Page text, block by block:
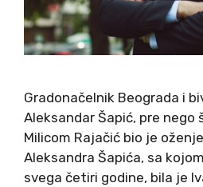
Gradonačelnik Beograda i
Aleksandar Šapić, pre nego
Milicom Rajačić bio je
Aleksandra Šapića, sa
svega četiri godine, bila je